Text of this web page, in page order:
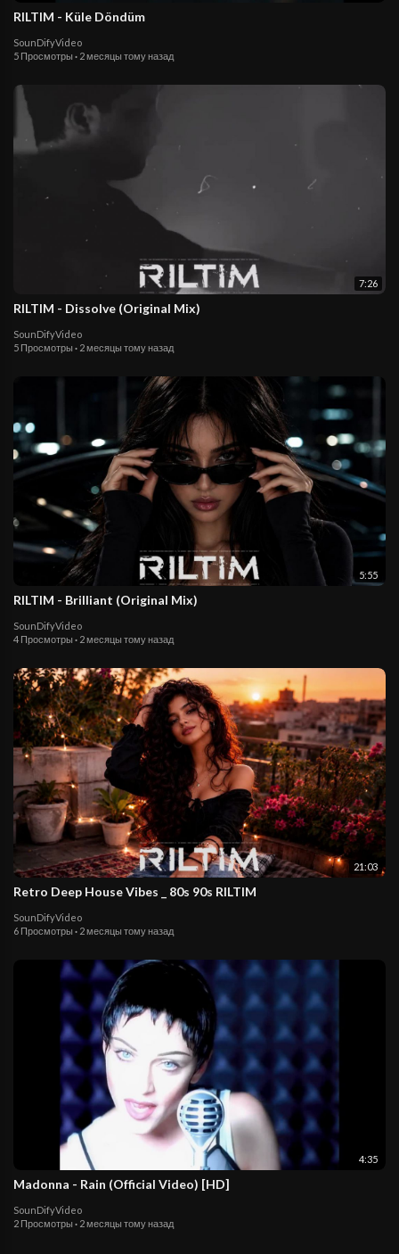
RILTIM - Küle Döndüm
SounDifyVideo
5 Просмотры · 2 месяцы тому назад
7:26
RILTIM - Dissolve (Original Mix)
SounDifyVideo
5 Просмотры · 2 месяцы тому назад
5:55
RILTIM - Brilliant (Original Mix)
SounDifyVideo
4 Просмотры · 2 месяцы тому назад
21:03
Retro Deep House Vibes _ 80s 90s RILTIM
SounDifyVideo
6 Просмотры · 2 месяцы тому назад
4:35
Madonna - Rain (Official Video) [HD]
SounDifyVideo
2 Просмотры · 2 месяцы тому назад